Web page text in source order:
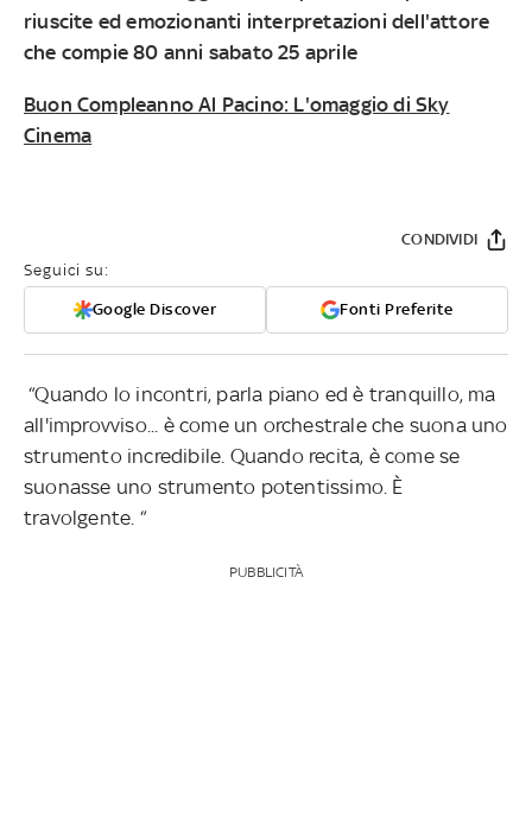
riuscite ed emozionanti interpretazioni dell'attore
che compie 80 anni sabato 25 aprile
Buon Compleanno Al Pacino: L'omaggio di Sky
Cinema
Seguici su:
Google Discover Fonti Preferite
CONDIVIDI
“Quando lo incontri, parla piano ed è tranquillo, ma
all'improvviso... è come un orchestrale che suona uno
strumento incredibile. Quando recita, è come se
suonasse uno strumento potentissimo. È
travolgente. “
PUBBLICITÀ